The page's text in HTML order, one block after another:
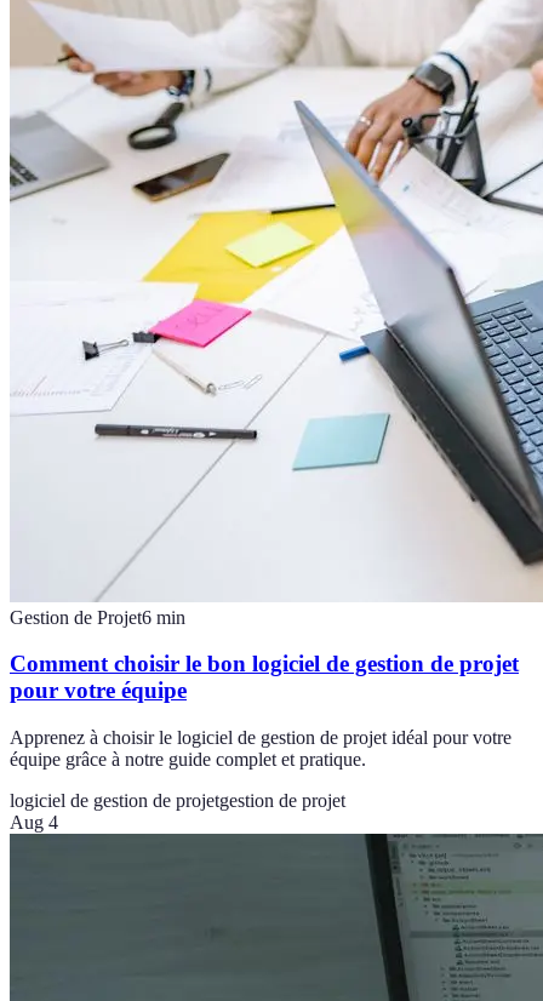
Gestion de Projet6 min
Comment choisir le bon logiciel de gestion de projet
pour votre équipe
Apprenez à choisir le logiciel de gestion de projet idéal pour votre
équipe grâce à notre guide complet et pratique.
logiciel de gestion de projetgestion de projet
Aug 4